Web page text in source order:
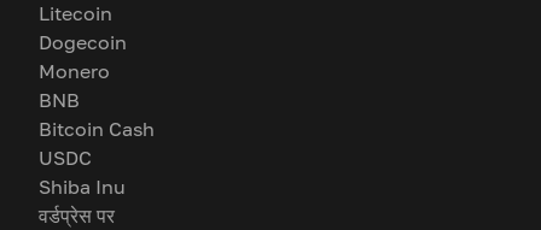
Litecoin
Dogecoin
Monero
BNB
Bitcoin Cash
USDC
Shiba Inu
वर्डप्रेस पर